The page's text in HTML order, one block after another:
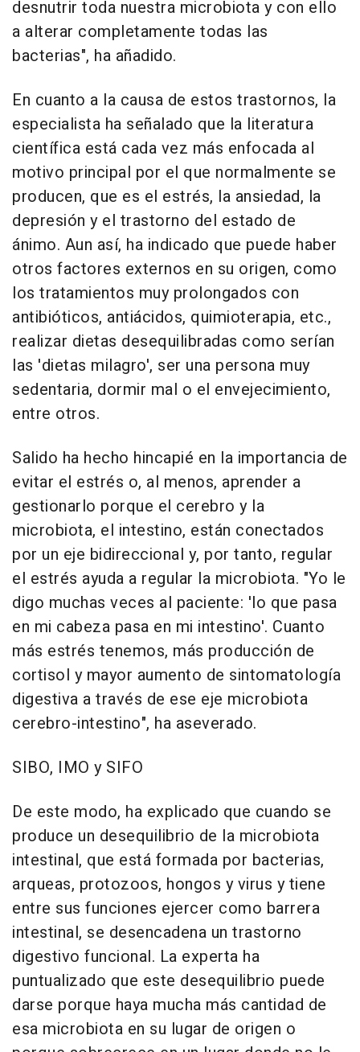
desnutrir toda nuestra microbiota y con ello
a alterar completamente todas las
bacterias", ha añadido.
En cuanto a la causa de estos trastornos, la
especialista ha señalado que la literatura
científica está cada vez más enfocada al
motivo principal por el que normalmente se
producen, que es el estrés, la ansiedad, la
depresión y el trastorno del estado de
ánimo. Aun así, ha indicado que puede haber
otros factores externos en su origen, como
los tratamientos muy prolongados con
antibióticos, antiácidos, quimioterapia, etc.,
realizar dietas desequilibradas como serían
las 'dietas milagro', ser una persona muy
sedentaria, dormir mal o el envejecimiento,
entre otros.
Salido ha hecho hincapié en la importancia de
evitar el estrés o, al menos, aprender a
gestionarlo porque el cerebro y la
microbiota, el intestino, están conectados
por un eje bidireccional y, por tanto, regular
el estrés ayuda a regular la microbiota. "Yo le
digo muchas veces al paciente: 'lo que pasa
en mi cabeza pasa en mi intestino'. Cuanto
más estrés tenemos, más producción de
cortisol y mayor aumento de sintomatología
digestiva a través de ese eje microbiota
cerebro-intestino", ha aseverado.
SIBO, IMO y SIFO
De este modo, ha explicado que cuando se
produce un desequilibrio de la microbiota
intestinal, que está formada por bacterias,
arqueas, protozoos, hongos y virus y tiene
entre sus funciones ejercer como barrera
intestinal, se desencadena un trastorno
digestivo funcional. La experta ha
puntualizado que este desequilibrio puede
darse porque haya mucha más cantidad de
esa microbiota en su lugar de origen o